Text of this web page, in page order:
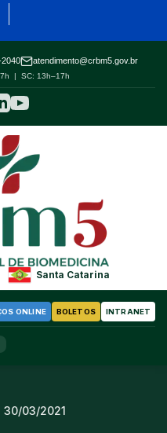
atendimento@crbm5.gov.br
| SC: 13h–17h
Santa Catarina
ONLINE BOLETOS INTRANET
30/03/2021